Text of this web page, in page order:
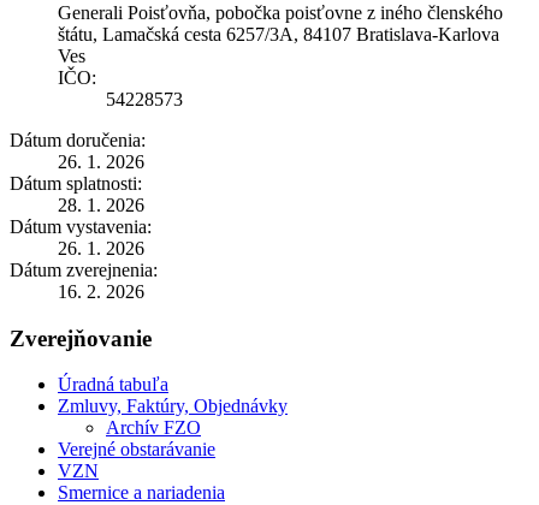
Generali Poisťovňa, pobočka poisťovne z iného členského
štátu, Lamačská cesta 6257/3A, 84107 Bratislava-Karlova
Ves
IČO:
54228573
Dátum doručenia:
26. 1. 2026
Dátum splatnosti:
28. 1. 2026
Dátum vystavenia:
26. 1. 2026
Dátum zverejnenia:
16. 2. 2026
Zverejňovanie
Úradná tabuľa
Zmluvy, Faktúry, Objednávky
Archív FZO
Verejné obstarávanie
VZN
Smernice a nariadenia